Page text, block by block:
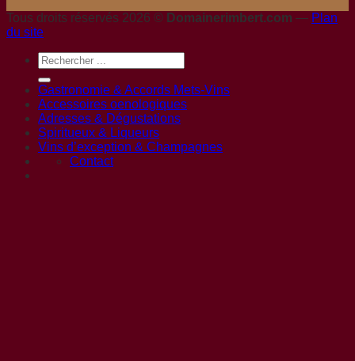
Tous droits réservés 2026 © Domainerimbert.com — Plan
du site
Gastronomie & Accords Mets-Vins
Accessoires oenologiques
Adresses & Dégustations
Spiritueux & Liqueurs
Vins d’exception & Champagnes
Contact